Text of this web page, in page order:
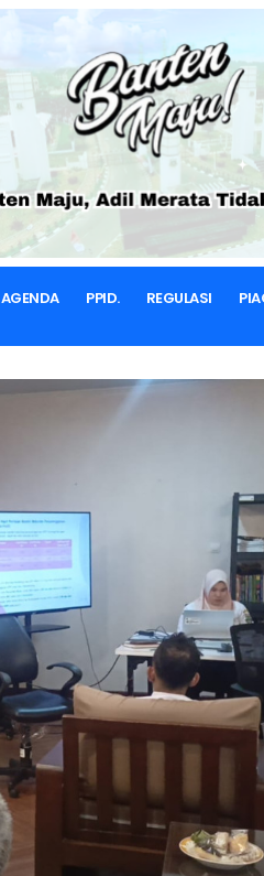
AGENDA PPID. REGULASI
Berita
BERANDA BERITA & ARTIKEL